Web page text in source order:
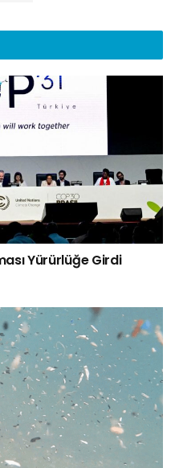
Yürürlüğe Girdi